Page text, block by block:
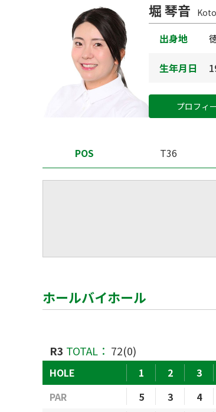
堀 琴音
出身地
生年月日
プロフィ
POS T36
ホールバイホール
R3 TOTAL： 72(0)
HOLE 1 2 3
PAR
5 3 4